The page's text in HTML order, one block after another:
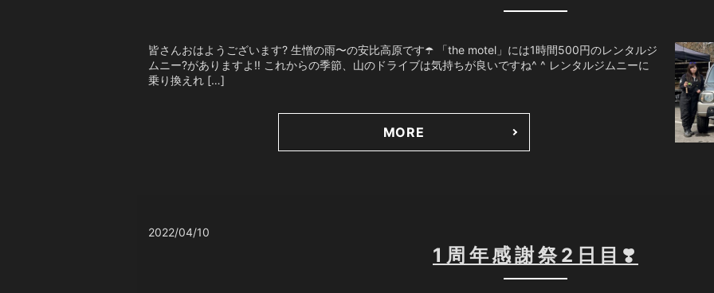
皆さんおはようございます? 生憎の雨〜の安比高原です☂️ 「the motel」には1時間500円のレンタルジ
ムニー?がありますよ‼️ これからの季節、山のドライブは気持ちが良いですね^ ^ レンタルジムニーに
乗り換えれ […]
MORE
2022/04/10
1周年感謝祭2日目❣️